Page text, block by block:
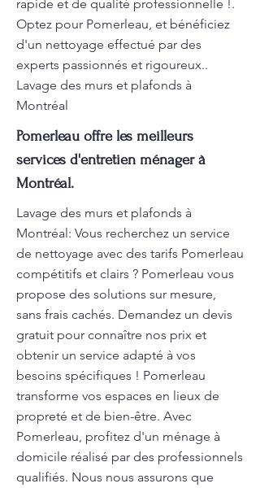
rapide et de qualité professionnelle !.
Optez pour Pomerleau, et bénéficiez
d'un nettoyage effectué par des
experts passionnés et rigoureux..
Lavage des murs et plafonds à
Montréal
Pomerleau offre les meilleurs
services d'entretien ménager à
Montréal.
Lavage des murs et plafonds à
Montréal: Vous recherchez un service
de nettoyage avec des tarifs Pomerleau
compétitifs et clairs ? Pomerleau vous
propose des solutions sur mesure,
sans frais cachés. Demandez un devis
gratuit pour connaître nos prix et
obtenir un service adapté à vos
besoins spécifiques ! Pomerleau
transforme vos espaces en lieux de
propreté et de bien-être. Avec
Pomerleau, profitez d'un ménage à
domicile réalisé par des professionnels
qualifiés. Nous nous assurons que